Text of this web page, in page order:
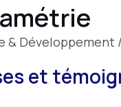
& Développement
et